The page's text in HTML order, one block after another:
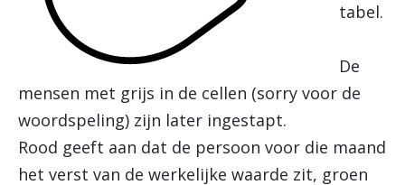
tabel.
De
mensen met grijs in de cellen (sorry voor de
woordspeling) zijn later ingestapt.
Rood geeft aan dat de persoon voor die maand
het verst van de werkelijke waarde zit, groen